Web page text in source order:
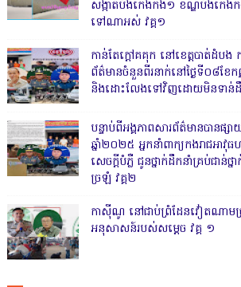
សង្កាត់បឹងកេងកង១ ខណ្ឌបឹងកេងកង
ទៅណាអស់ វគ្គ១
កាន់តែក្តៅគគុក នៅខេត្តបាត់ដំបង
ព័ត៌មានចំនួនពីរនាក់នៅថ្ងៃទី០៨ខែ
និងដោះលែងទៅវិញដោយមិនទាន់
បន្ទាប់ពីអង្គភាពសារព័ត៌មានបានផ្ស
ឆ្នាំ២០២៥ អ្នកនាំពាក្យកងរាជអាវុ
សេចក្តីបំភ្លឺ ជូនថ្នាក់ដឹកនាំគ្រប់ជាន់ថ្
ច្រឡំ វគ្គ២
កាសុីណូ នៅជាប់ព្រំដែនវៀតណាមច្
អនុសាសន៍របស់សម្ដេច វគ្គ ១